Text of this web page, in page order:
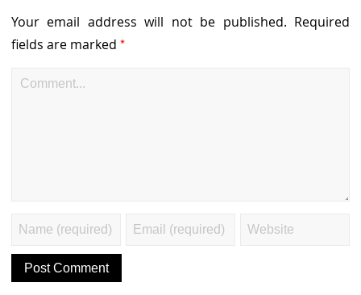
Your email address will not be published. Required
fields are marked *